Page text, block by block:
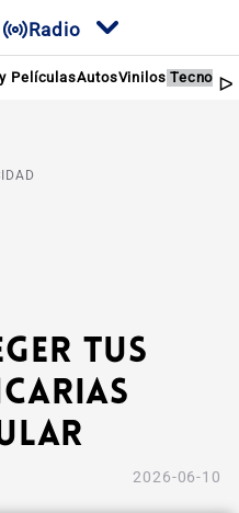
Radio
PelículasAutosVinilos
tus
2026-06-10